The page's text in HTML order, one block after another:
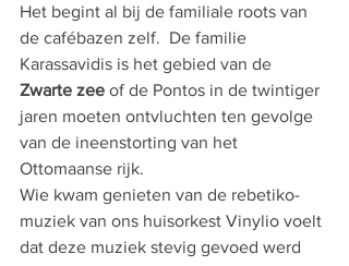
Het begint al bij de familiale roots van
de cafébazen zelf.  De familie
Karassavidis is het gebied van de
Zwarte zee of de Pontos in de twintiger
jaren moeten ontvluchten ten gevolge
van de ineenstorting van het
Ottomaanse rijk.
Wie kwam genieten van de rebetiko-
muziek van ons huisorkest Vinylio voelt
dat deze muziek stevig gevoed werd